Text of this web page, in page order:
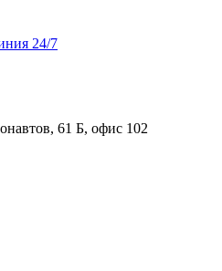
24/7
61 Б, офис 102